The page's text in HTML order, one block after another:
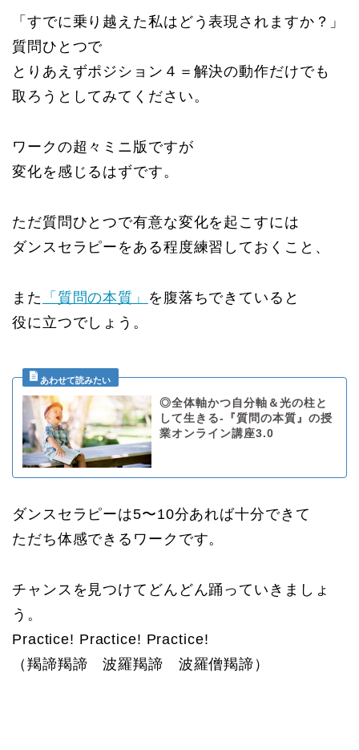
「すでに乗り越えた私はどう表現されますか？」
質問ひとつで
とりあえずポジション４＝解決の動作だけでも
取ろうとしてみてください。
ワークの超々ミニ版ですが
変化を感じるはずです。
ただ質問ひとつで有意な変化を起こすには
ダンスセラピーをある程度練習しておくこと、
また 「質問の本質」
を腹落ちできていると
役に立つでしょう。
◎全体軸かつ自分軸＆光の柱と
して生きる-『質問の本質』の授
業オンライン講座3.0
ダンスセラピーは5〜10分あれば十分できて
ただち体感できるワークです。
チャンスを見つけてどんどん踊っていきましょ
う。
Practice! Practice! Practice!
（羯諦羯諦 波羅羯諦 波羅僧羯諦）